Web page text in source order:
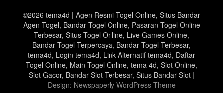
©2026 tema4d | Agen Resmi Togel Online, Situs Bandar
Agen Togel, Bandar Togel Online, Pasaran Togel Online
Terbesar, Situs Togel Online, Live Games Online,
Bandar Togel Terpercaya, Bandar Togel Terbesar,
tema4d, Login tema4d, Link Alternatif tema4d, Daftar
Togel Online, Main Togel Online, tema 4d, Slot Online,
Slot Gacor, Bandar Slot Terbesar, Situs Bandar Slot |
Design: Newspaperly WordPress Theme